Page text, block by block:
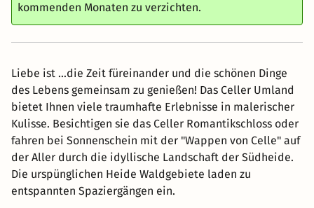
kommenden Monaten zu verzichten.
Liebe ist ...die Zeit füreinander und die schönen Dinge
des Lebens gemeinsam zu genießen! Das Celler Umland
bietet Ihnen viele traumhafte Erlebnisse in malerischer
Kulisse. Besichtigen sie das Celler Romantikschloss oder
fahren bei Sonnenschein mit der "Wappen von Celle" auf
der Aller durch die idyllische Landschaft der Südheide.
Die urspünglichen Heide Waldgebiete laden zu
entspannten Spaziergängen ein.